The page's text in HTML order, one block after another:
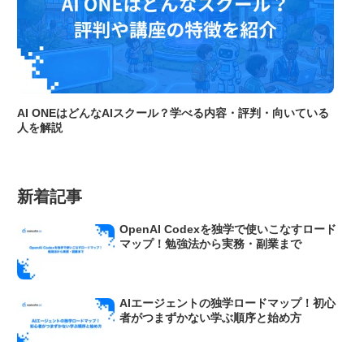
AI ONEはどんなAIスクール？学べる内容・評判・向いている
人を解説
新着記事
OpenAI Codexを独学で使いこなすロード
マップ！勉強法から実務・副業まで
AIエージェントの独学ロードマップ！初心
者がつまずかない学ぶ順序と始め方